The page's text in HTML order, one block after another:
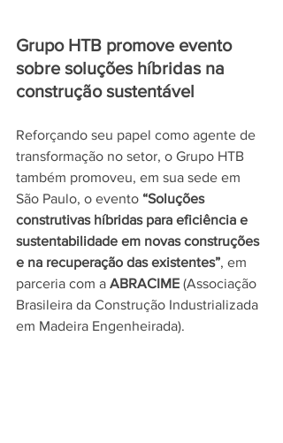
Grupo HTB promove evento
sobre soluções híbridas na
construção sustentável
Reforçando seu papel como agente de
transformação no setor, o Grupo HTB
também promoveu, em sua sede em
São Paulo, o evento “Soluções
construtivas híbridas para eficiência e
sustentabilidade em novas construções
e na recuperação das existentes”, em
parceria com a ABRACIME (Associação
Brasileira da Construção Industrializada
em Madeira Engenheirada).